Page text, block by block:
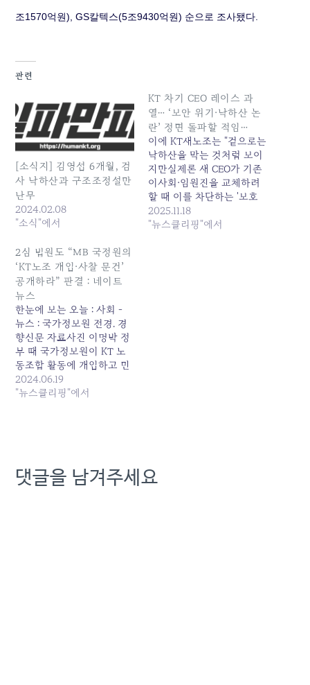
조1570억원), GS칼텍스(5조9430억원) 순으로 조사됐다.
관련
[소식지] 김영섭 6개월, 검
사 낙하산과 구조조정설만
난무
2024.02.08
"소식"에서
KT 차기 CEO 레이스 과
열… ‘보안 위기·낙하산 논
란’ 정면 돌파할 적임…
이에 KT새노조는 "겉으로는
낙하산을 막는 것처럼 보이
지만실제론 새 CEO가 기존
이사회·임원진을 교체하려
할 때 이를 차단하는 '보호
막'이 될 수 있다"고 강하게
반발했다. 특히 MB 정부 특
2025.11.18
"뉴스클리핑"에서
2심 법원도 “MB 국정원의
‘KT노조 개입·사찰 문건’
공개하라” 판결 : 네이트
뉴스
한눈에 보는 오늘 : 사회 -
뉴스 : 국가정보원 전경. 경
향신문 자료사진 이명박 정
부 때 국가정보원이 KT 노
동조합 활동에 개입하고 민
간인을 사찰한 문건을 1심에
이어 항소심 법원도 “공개
m.news.nate.com/view/20240619n12952
2024.06.19
"뉴스클리핑"에서
댓글을 남겨주세요